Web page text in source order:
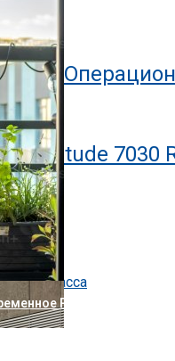
Решение С
Latitude 7030
уборки
класса